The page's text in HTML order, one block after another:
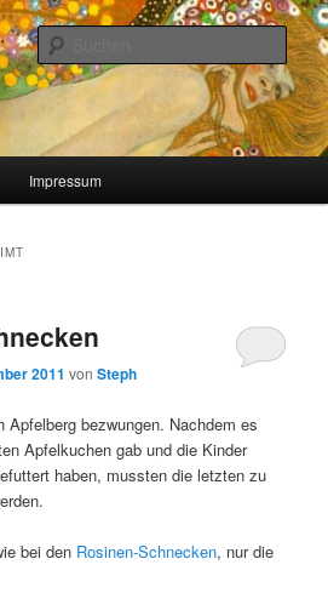
man selber machen kann
Impressum
2011 vonSteph
Apfelberg bezwungen. Nachdem es
Apfelkuchen gab und die Kinder
haben, mussten die letzten zu
bei den Rosinen-Schnecken, nur die